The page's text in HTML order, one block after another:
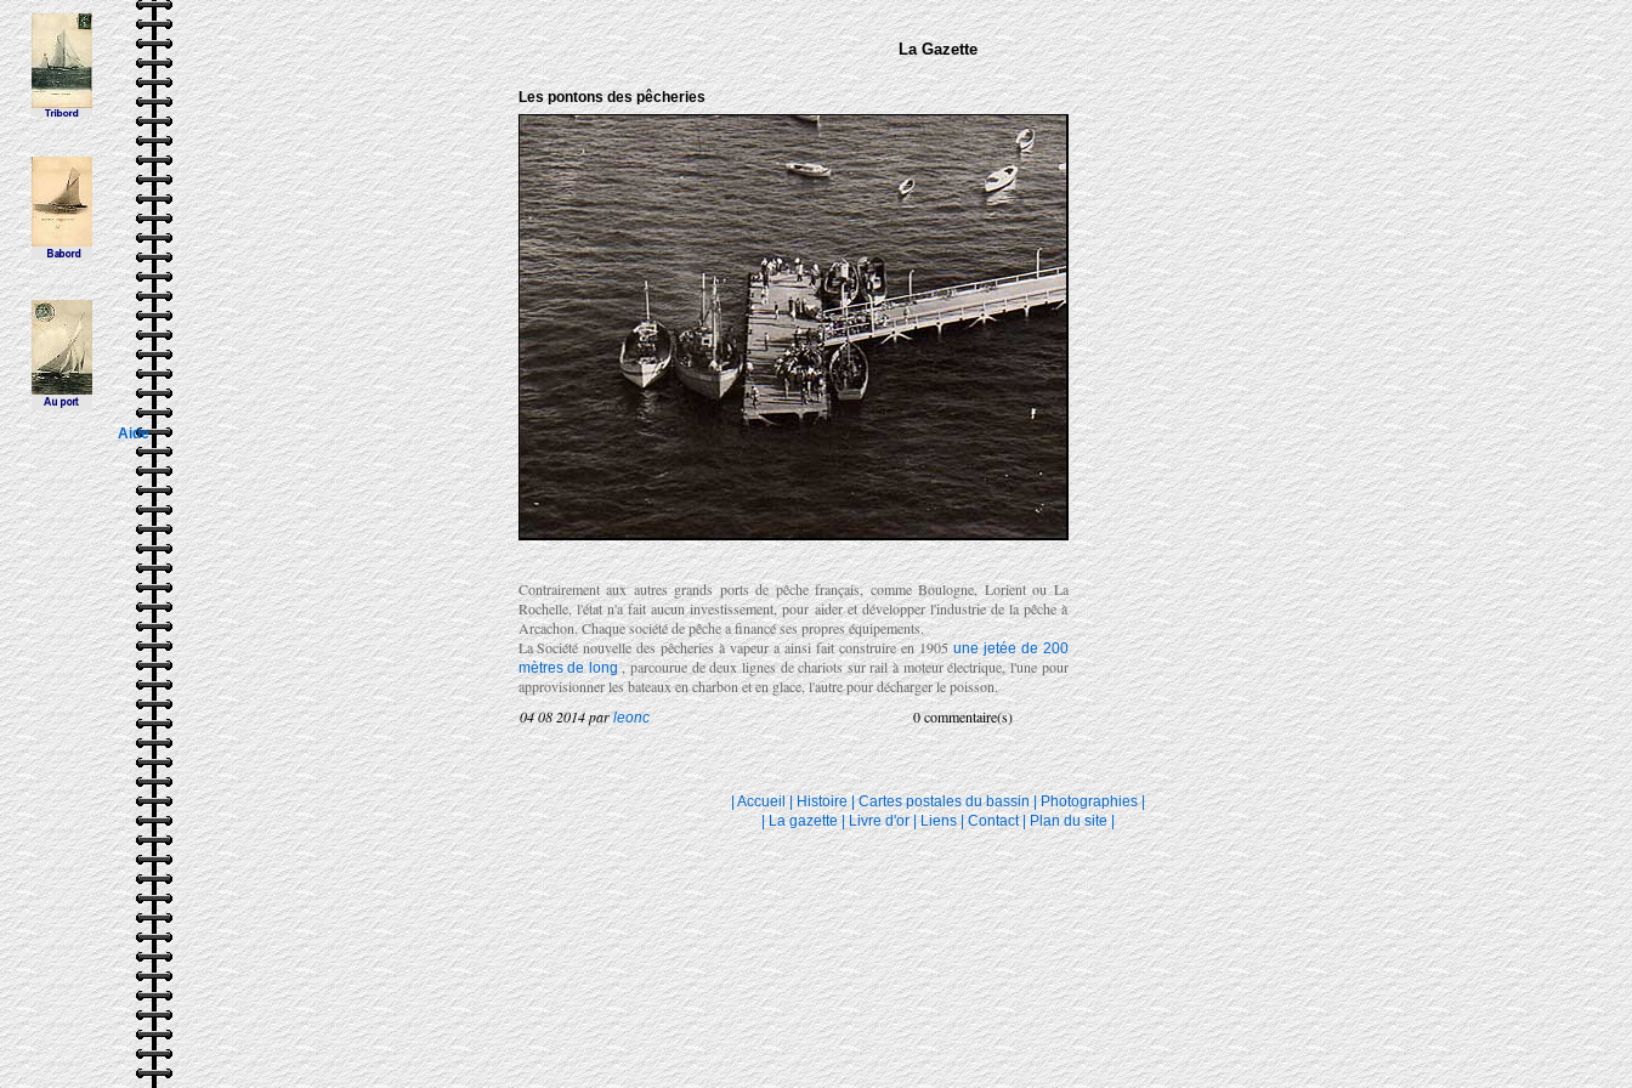
Aide
La Gazette
Les pontons des pêcheries
Contrairement aux autres grands ports de pêche français, comme Boulogne, Lorient ou La
Rochelle, l'état n'a fait aucun investissement, pour aider et développer l'industrie de la pêche à
Arcachon. Chaque société de pêche a financé ses propres équipements.
La Société nouvelle des pêcheries à vapeur a ainsi fait construire en 1905une jetée de 200
mètres de long, parcourue de deux lignes de chariots sur rail à moteur électrique, l'une pour
approvisionner les bateaux en charbon et en glace, l'autre pour décharger le poisson.
04 08 2014 parleonc 0 commentaire(s)
|Accueil Histoire Cartes postales du bassin | Photographies |
|La gazette| Livre d'or| Liens Contact |Plan du site|